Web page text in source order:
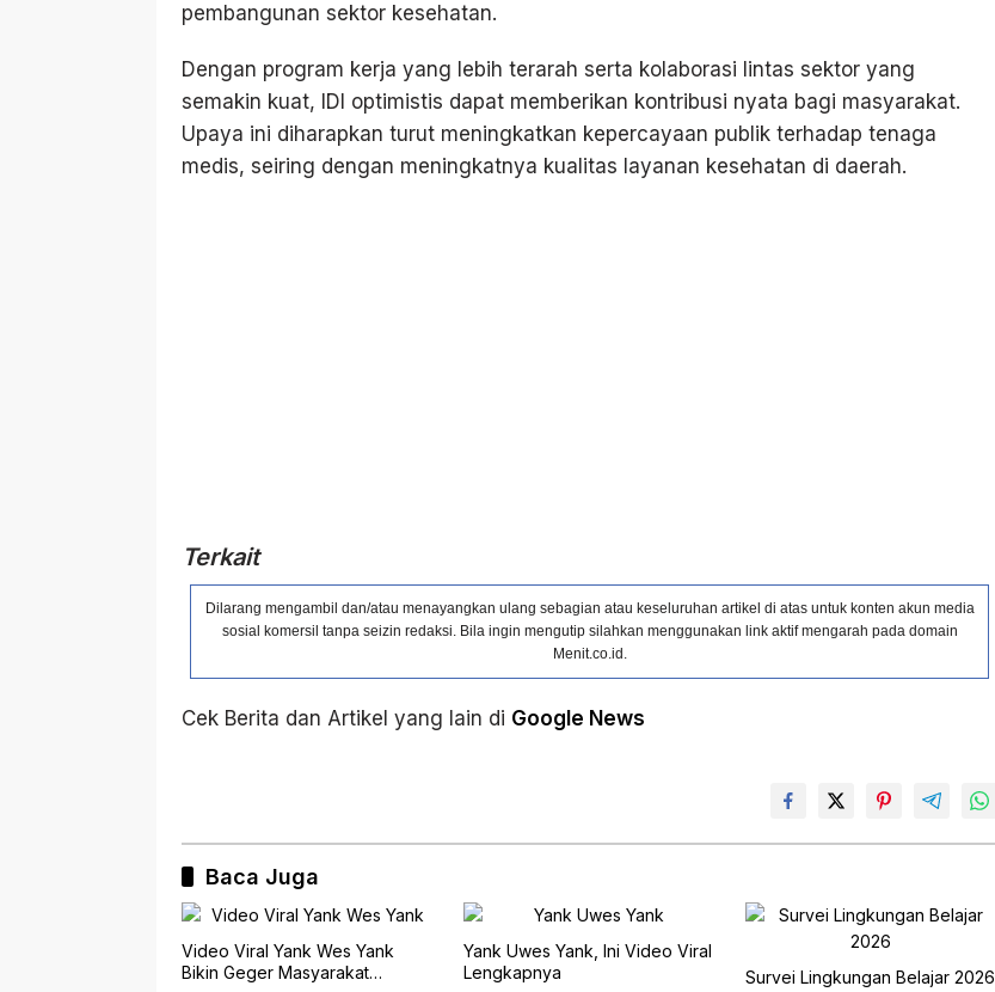
pembangunan sektor kesehatan.
Dengan program kerja yang lebih terarah serta kolaborasi lintas sektor yang
semakin kuat, IDI optimistis dapat memberikan kontribusi nyata bagi masyarakat.
Upaya ini diharapkan turut meningkatkan kepercayaan publik terhadap tenaga
medis, seiring dengan meningkatnya kualitas layanan kesehatan di daerah.
Terkait
Dilarang mengambil dan/atau menayangkan ulang sebagian atau keseluruhan artikel di atas untuk konten akun media
sosial komersil tanpa seizin redaksi. Bila ingin mengutip silahkan menggunakan link aktif mengarah pada domain
Menit.co.id.
Cek Berita dan Artikel yang lain di Google News
Baca Juga
Video Viral Yank Wes Yank
Bikin Geger Masyarakat
Yank Uwes Yank, Ini Video Viral
Lengkapnya
Survei Lingkungan Belajar 2026